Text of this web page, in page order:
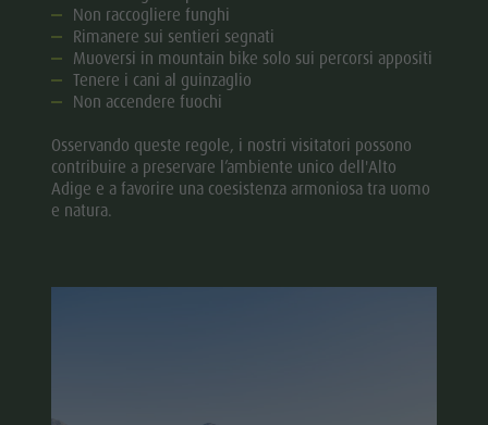
Non raccogliere funghi
Rimanere sui sentieri segnati
Muoversi in mountain bike solo sui percorsi appositi
Tenere i cani al guinzaglio
Non accendere fuochi
Osservando queste regole, i nostri visitatori possono
contribuire a preservare l’ambiente unico dell'Alto
Adige e a favorire una coesistenza armoniosa tra uomo
e natura.